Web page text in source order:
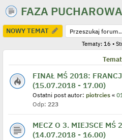
FAZA PUCHAROWA
NOWY TEMAT
Tematy: 16 •
FINAŁ MŚ 2018:
(15.07.2018 - 17.00)
Ostatni post autor: piotrcies «
Odp: 223
MECZ O 3. MIEJSCE
(14.07.2018 - 16.00)